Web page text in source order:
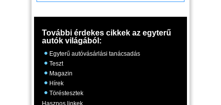
További érdekes cikkek az egyterű
autók világából:
Egyterű autóvásárlási tanácsadás
Teszt
Magazin
Hírek
Töréstesztek
Hasznos linkek